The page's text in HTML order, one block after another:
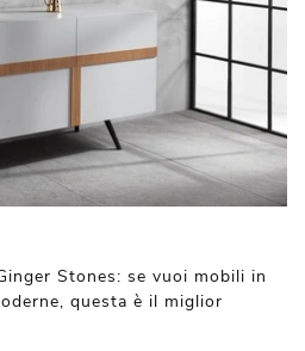
Stones: se vuoi mobili in
questa è il miglior